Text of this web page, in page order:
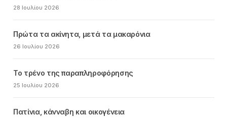
28 Ιουλίου 2026
Πρώτα τα ακίνητα, μετά τα μακαρόνια
26 Ιουλίου 2026
Το τρένο της παραπληροφόρησης
25 Ιουλίου 2026
Πατίνια, κάνναβη και οικογένεια